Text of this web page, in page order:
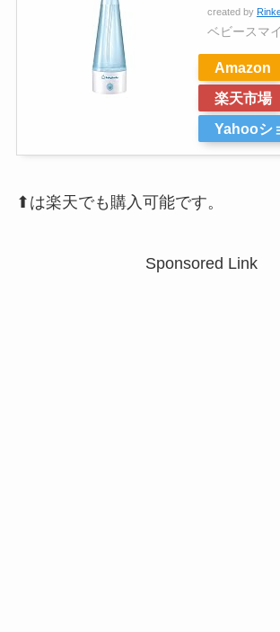
created by
ベビースマ
Amazon
楽天市場
Yahooシ
⬆は楽天でも購入可能です。
Sponsored Link